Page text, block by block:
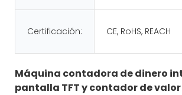
Certificación: CE, RoHS, REACH
Máquina contadora de dinero
pantalla TFT y contador de